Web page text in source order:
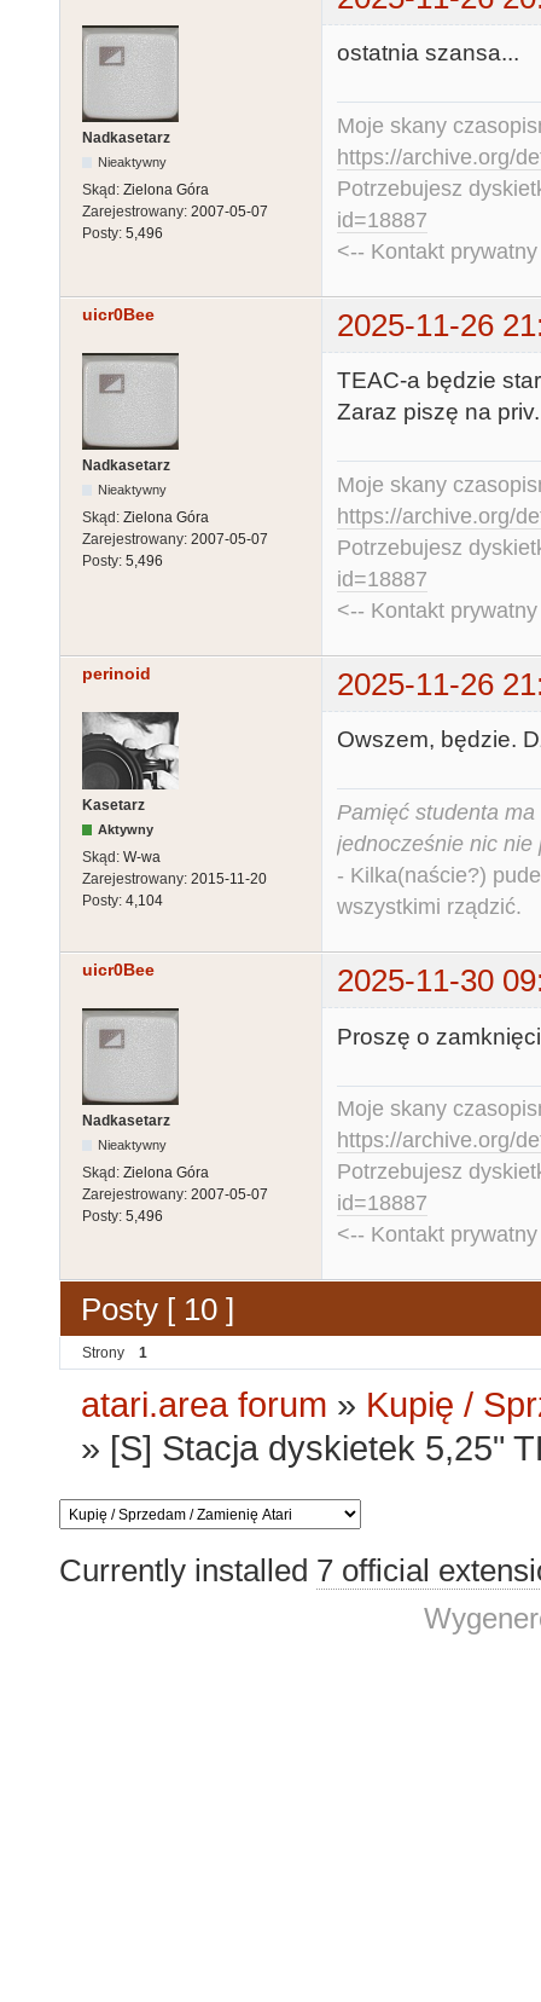
Nadkasetarz
Nieaktywny
Skąd: Zielona Góra
Zarejestrowany: 2007-05-07
Posty: 5,496
ostatnia szansa...
Moje skany
https://archive.org/
Potrzebujesz
id=18887
<-- Kontakt
uicr0Bee 2025-11-26
Nadkasetarz
Nieaktywny
Skąd: Zielona Góra
Zarejestrowany: 2007-05-07
Posty: 5,496
TEAC-a będzie
Zaraz piszę na priv.
Moje skany
https://archive.org/
Potrzebujesz
id=18887
<-- Kontakt
perinoid 2025-11-26
Kasetarz
Aktywny
Skąd: W-wa
Zarejestrowany: 2015-11-20
Posty: 4,104
Owszem, będzie.
Pamięć studenta
jednocześnie nic nie
- Kilka(naście?)
wszystkimi rządzić.
uicr0Bee 2025-11-30
Nadkasetarz
Nieaktywny
Skąd: Zielona Góra
Zarejestrowany: 2007-05-07
Posty: 5,496
Proszę o
Moje skany
https://archive.org/
Potrzebujesz
id=18887
<-- Kontakt
Posty [ 10 ]
Strony 1
atari.area forum » Kupię /
» [S] Stacja dyskietek 5,25"
Currently installed 7 official